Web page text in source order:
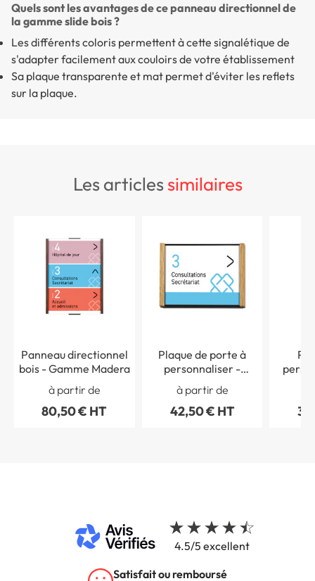
Quels sont les avantages de ce panneau directionnel de
la gamme slide bois ?
Les différents coloris permettent à cette signalétique de
s'adapter facilement aux couloirs de votre établissement
Sa plaque transparente et mat permet d'éviter les reflets
sur la plaque.
les articlessimilaires
Panneau directionnel
bois - Gamme Madera
à partir de
80,50 € HT
Plaque de porte à
personnaliser -
Gamme Slide Bois
à partir de
42,50 € HT
4.5/5 excellent
Satisfait ou remboursé